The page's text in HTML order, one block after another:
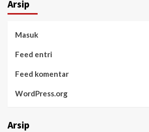
Arsip
Masuk
Feed entri
Feed komentar
WordPress.org
Arsip